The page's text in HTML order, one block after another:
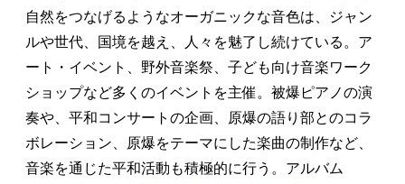
自然をつなげるようなオーガニックな音色は、ジャン
ルや世代、国境を越え、人々を魅了し続けている。ア
ート・イベント、野外音楽祭、子ども向け音楽ワーク
ショップなど多くのイベントを主催。被爆ピアノの演
奏や、平和コンサートの企画、原爆の語り部とのコラ
ボレーション、原爆をテーマにした楽曲の制作など、
音楽を通じた平和活動も積極的に行う。アルバム